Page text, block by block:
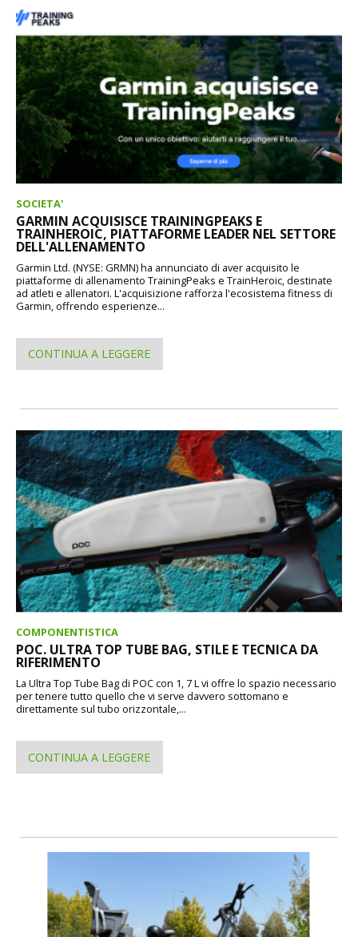
SOCIETA'
GARMIN ACQUISISCE TRAININGPEAKS E
TRAINHEROIC, PIATTAFORME LEADER NEL SETTORE
DELL'ALLENAMENTO
Garmin Ltd. (NYSE: GRMN) ha annunciato di aver acquisito le
piattaforme di allenamento TrainingPeaks e TrainHeroic, destinate
ad atleti e allenatori. L'acquisizione rafforza l'ecosistema fitness di
Garmin, offrendo esperienze...
CONTINUA A LEGGERE
COMPONENTISTICA
POC. ULTRA TOP TUBE BAG, STILE E TECNICA DA
RIFERIMENTO
La Ultra Top Tube Bag di POC con 1, 7 L vi offre lo spazio necessario
per tenere tutto quello che vi serve davvero sottomano e
direttamente sul tubo orizzontale,...
CONTINUA A LEGGERE